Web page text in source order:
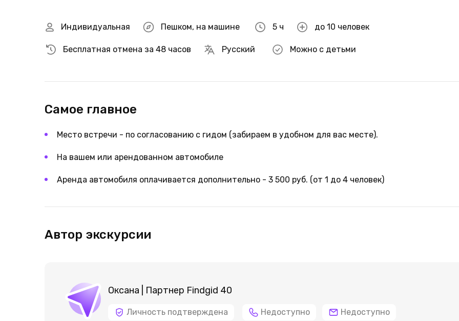
Индивидуальная Пешком, на машине 5 ч до 10 человек
Бесплатная отмена за 48 часов Русский Можно с детьми
Самое главное
Место встречи - по согласованию с гидом (забираем в удобном для вас месте).
На вашем или арендованном автомобиле
Аренда автомобиля оплачивается дополнительно - 3 500 руб. (от 1 до 4 человек)
Автор экскурсии
Оксана | Партнер Findgid 40
Личность подтверждена Недоступно Недоступно